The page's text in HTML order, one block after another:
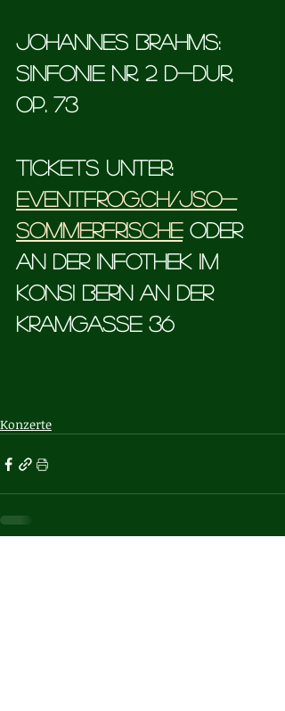
Johannes Brahms:
Sinfonie Nr. 2 D-Dur,
op. 73
Tickets Unter:
eventfrog.ch/JSo-
Sommerfrische Oder
an der Infothek im
Konsi Bern an der
KRamgasse 36
Konzerte